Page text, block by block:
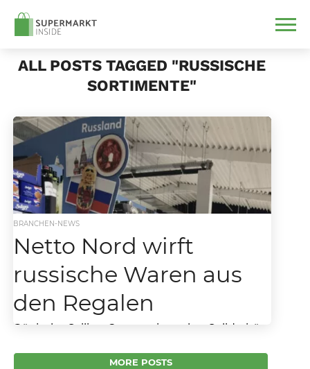
ALL POSTS TAGGED "RUSSISCHE
SORTIMENTE"
BRANCHEN-NEWS
Netto Nord wirft
russische Waren aus
den Regalen
Dänische Sailing Group mit starker Solidarität
Waren aus den Regalen Aus Protest gegen
MORE POSTS